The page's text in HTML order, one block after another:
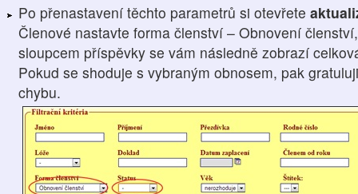
Po přenastavení těchto parametrů si otevřete
Členové nastavte forma členství – Obnovení
sloupcem příspěvky se vám následně zobrazí
Pokud se shoduje s vybraným obnosem, pak
chybu.